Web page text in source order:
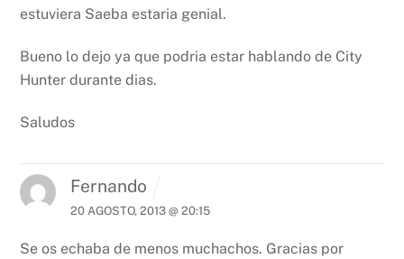
estuviera Saeba estaria genial.
Bueno lo dejo ya que podria estar hablando de City
Hunter durante dias.
Saludos
Fernando
20 AGOSTO, 2013 @ 20:15
Se os echaba de menos muchachos. Gracias por